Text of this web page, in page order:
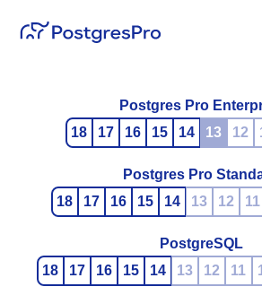
Postgres Pro
18
17 16 15 14 13 12
Postgres Pro
18
17 16 15 14 13 12 11
PostgreSQL
18
17 16 15 14 13 12 11